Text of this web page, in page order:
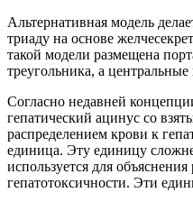
Альтернативная модель
триаду на основе
такой модели размещена
треугольника, а
Согласно недавней
гепатический ацинус со
распределением крови к
единица. Эту единицу
используется для
гепатотоксичности. Эти